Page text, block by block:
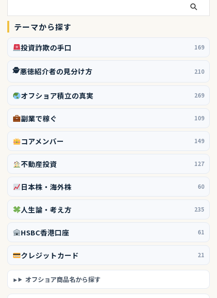
テーマから探す
投資詐欺の手口 169
🕵️悪徳紹介者の見分け方 210
オフショア積立の真実 269
副業で稼ぐ 109
コアメンバー 149
不動産投資 127
日本株・海外株 60
人生論・考え方 235
HSBC香港口座 61
クレジットカード 21
オフショア商品名から探す